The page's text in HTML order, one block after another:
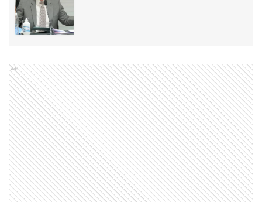
Ads